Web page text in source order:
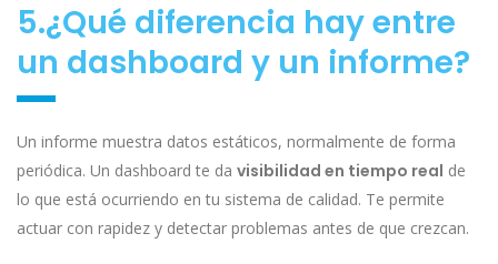
5.¿Qué diferencia hay entre
un dashboard y un informe?
Un informe muestra datos estáticos, normalmente de forma
periódica. Un dashboard te da visibilidad en tiempo real de
lo que está ocurriendo en tu sistema de calidad. Te permite
actuar con rapidez y detectar problemas antes de que crezcan.